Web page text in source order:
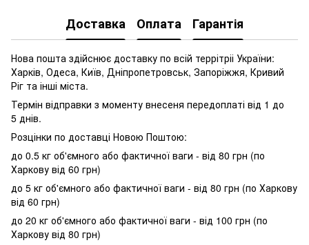
Доставка Оплата Гарантія
Нова пошта здійснює доставку по всій террітріі України:
Харків, Одеса, Київ, Дніпропетровськ, Запоріжжя, Кривий
Ріг та інші міста.
Термін відправки з моменту внесеня передоплаті від 1 до
5 днів.
Розцінки по доставці Новою Поштою:
до 0.5 кг об'ємного або фактичної ваги - від 80 грн (по
Харкову від 60 грн)
до 5 кг об'ємного або фактичної ваги - від 80 грн (по Харкову
від 60 грн)
до 20 кг об'ємного або фактичної ваги - від 100 грн (по
Харкову від 80 грн)